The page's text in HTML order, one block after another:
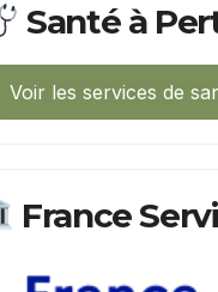
Santé à
Voir les services de
France